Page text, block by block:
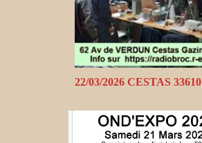
22/03/2026 CESTAS 33610